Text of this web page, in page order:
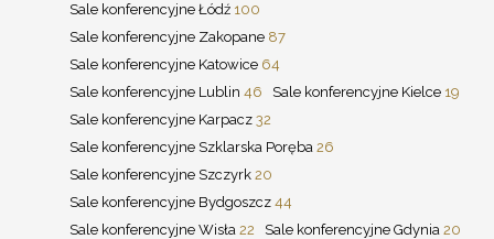
Sale konferencyjne Łódź 100
Sale konferencyjne Zakopane 87
Sale konferencyjne Katowice 64
Sale konferencyjne Lublin 46 Sale konferencyjne Kielce 19
Sale konferencyjne Karpacz 32
Sale konferencyjne Szklarska Poręba 26
Sale konferencyjne Szczyrk 20
Sale konferencyjne Bydgoszcz 44
Sale konferencyjne Wisła 22 Sale konferencyjne Gdynia 20